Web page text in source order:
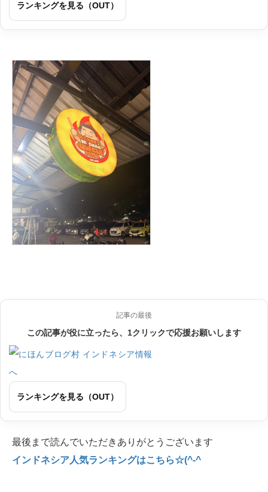
ランキングを見る（OUT）
記事の最後
この記事が役に立ったら、1クリックで応援お願いします
ランキングを見る（OUT）
最後まで読んでいただきありがとうございます
インドネシア人気ランキングはこちら☆(^-^